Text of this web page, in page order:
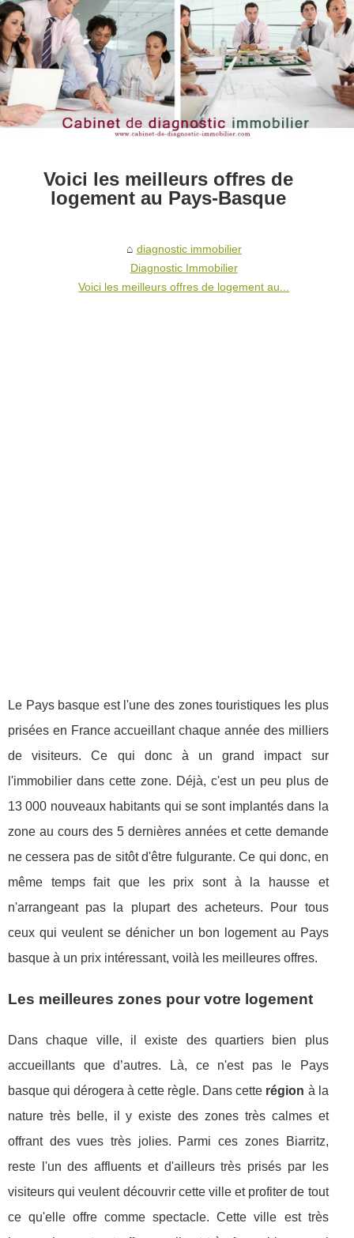
Voici les meilleurs offres de
logement au Pays-Basque
diagnostic immobilier
Diagnostic Immobilier
Voici les meilleurs offres de logement au...
Le Pays basque est l'une des zones touristiques les plus
prisées en France accueillant chaque année des milliers
de visiteurs. Ce qui donc à un grand impact sur
l'immobilier dans cette zone. Déjà, c'est un peu plus de
13 000 nouveaux habitants qui se sont implantés dans la
zone au cours des 5 dernières années et cette demande
ne cessera pas de sitôt d'être fulgurante. Ce qui donc, en
même temps fait que les prix sont à la hausse et
n'arrangeant pas la plupart des acheteurs. Pour tous
ceux qui veulent se dénicher un bon logement au Pays
basque à un prix intéressant, voilà les meilleures offres.
Les meilleures zones pour votre logement
Dans chaque ville, il existe des quartiers bien plus
accueillants que d’autres. Là, ce n'est pas le Pays
basque qui dérogera à cette règle. Dans cette région à la
nature très belle, il y existe des zones très calmes et
offrant des vues très jolies. Parmi ces zones Biarritz,
reste l'un des affluents et d'ailleurs très prisés par les
visiteurs qui veulent découvrir cette ville et profiter de tout
ce qu'elle offre comme spectacle. Cette ville est très